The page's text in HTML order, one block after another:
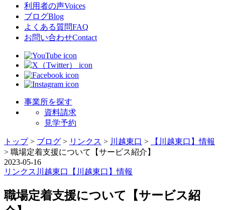
利用者の声Voices
ブログBlog
よくある質問FAQ
お問い合わせContact
事業所を探す
資料請求
見学予約
トップ> ブログ > リンクス > 川越東口 >
【川越東口】情報
> 職場定着支援について【サービス紹介】
2023-05-16
リンクス 川越東口 【川越東口】情報
職場定着支援について【サービス紹